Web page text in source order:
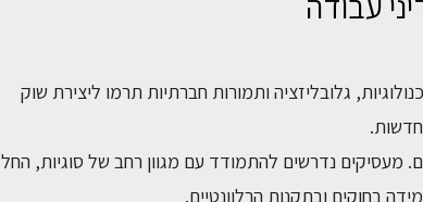
גלובליזציה ותמורות חברתיות תרמו ליצירת שוק
מעסיקים נדרשים להתמודד עם מגוון רחב של סוגיות, החל
בחוקים ובתקנות הרלוונטיים.